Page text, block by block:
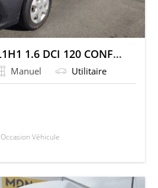
Renault TRAFIC L1H1 1.6 DCI 120 CONFORT
Manuel Utilitaire
Occasion Véhicule